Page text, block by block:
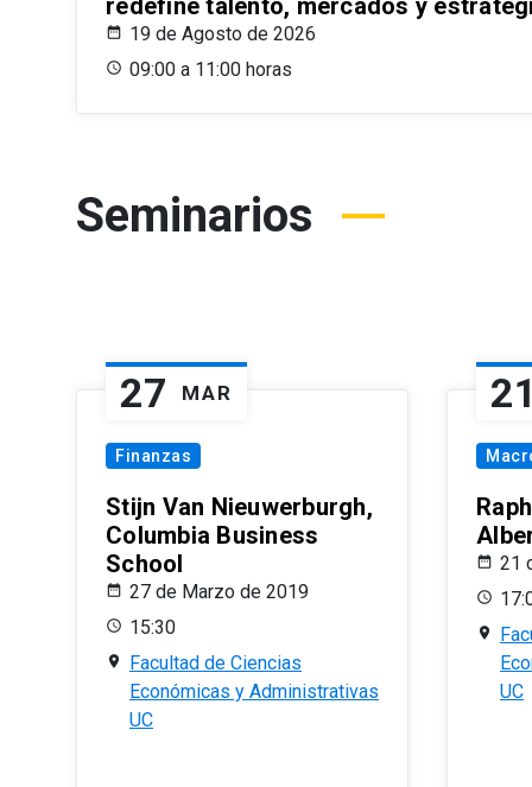
redefine talento, mercados y
19 de Agosto de 2026
09:00 a 11:00 horas
Seminarios
27 MAR
Finanzas
Stijn Van Nieuwerburgh,
Columbia Business
School
27 de Marzo de 2019
15:30
Facultad de Ciencias
Económicas y Administrativas
UC
21
UC